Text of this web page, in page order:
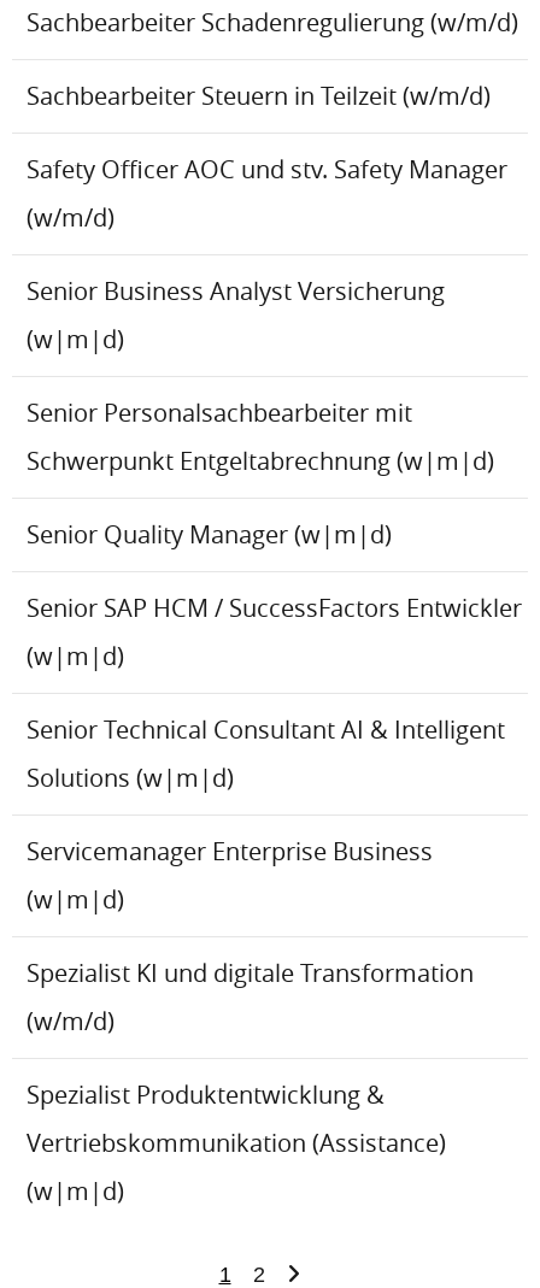
Sachbearbeiter Schadenregulierung (w/m/d)
Sachbearbeiter Steuern in Teilzeit (w/m/d)
Safety Officer AOC und stv. Safety Manager
(w/m/d)
Senior Business Analyst Versicherung
(w|m|d)
Senior Personalsachbearbeiter mit
Schwerpunkt Entgeltabrechnung (w|m|d)
Senior Quality Manager (w|m|d)
Senior SAP HCM / SuccessFactors Entwickler
(w|m|d)
Senior Technical Consultant AI & Intelligent
Solutions (w|m|d)
Servicemanager Enterprise Business
(w|m|d)
Spezialist KI und digitale Transformation
(w/m/d)
Spezialist Produktentwicklung &
Vertriebskommunikation (Assistance)
(w|m|d)
1 2